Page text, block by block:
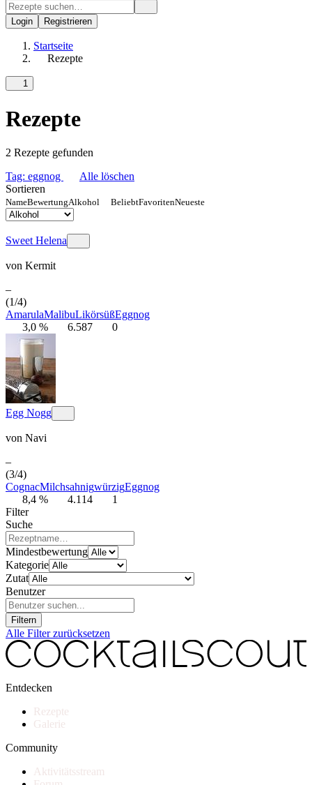
Login Registrieren
Startseite
Rezepte
1
Rezepte
2 Rezepte gefunden
Tag: eggnog
Alle löschen
Sortieren
NameBewertungAlkohol BeliebtFavoritenNeueste
Sweet Helena
von Kermit
–
(1/4)
AmarulaMalibuLikörsüßEggnog
3,0 %
6.587 0
Egg Nogg
von Navi
–
(3/4)
CognacMilchsahnigwürzigEggnog
8,4 %
4.114
1
Filter
Suche
Mindestbewertung
Kategorie
Zutat
Benutzer
Filtern
Alle Filter zurücksetzen
Entdecken
Rezepte
Galerie
Community
Aktivitätsstream